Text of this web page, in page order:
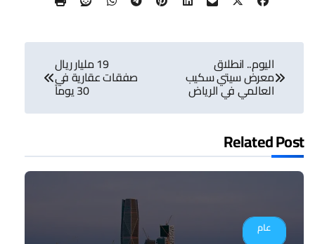
تصفّح
المقالات
اليوم.. انطلاق
معرض سيتي سكيب
العالمي في الرياض
19 مليار ريال
صفقات عقارية في
30 يوماً
Related Post
عام